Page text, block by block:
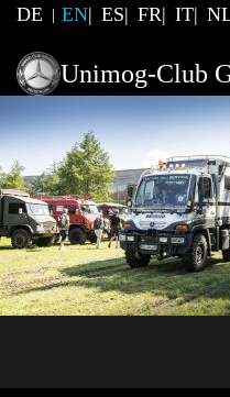
DE EN ES FR IT
Unimog-Club